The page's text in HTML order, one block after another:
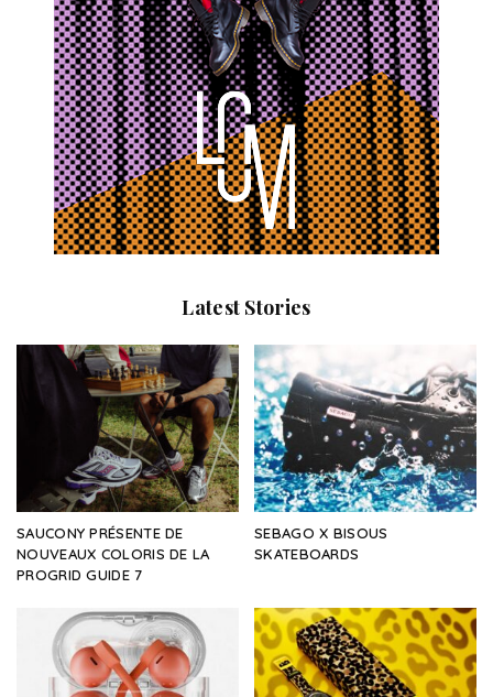
Latest Stories
SAUCONY PRÉSENTE DE
NOUVEAUX COLORIS DE LA
PROGRID GUIDE 7
SEBAGO X BISOUS
SKATEBOARDS